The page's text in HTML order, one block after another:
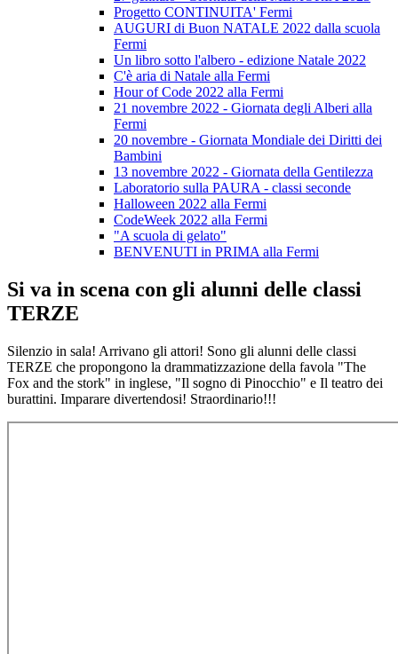
Progetto CONTINUITA' Fermi
AUGURI di Buon NATALE 2022 dalla scuola
Fermi
Un libro sotto l'albero - edizione Natale 2022
C'è aria di Natale alla Fermi
Hour of Code 2022 alla Fermi
21 novembre 2022 - Giornata degli Alberi alla
Fermi
20 novembre - Giornata Mondiale dei Diritti dei
Bambini
13 novembre 2022 - Giornata della Gentilezza
Laboratorio sulla PAURA - classi seconde
Halloween 2022 alla Fermi
CodeWeek 2022 alla Fermi
"A scuola di gelato"
BENVENUTI in PRIMA alla Fermi
Si va in scena con gli alunni delle classi
TERZE
Silenzio in sala! Arrivano gli attori! Sono gli alunni delle classi
TERZE che propongono la drammatizzazione della favola "The
Fox and the stork" in inglese, "Il sogno di Pinocchio" e Il teatro dei
burattini. Imparare divertendosi! Straordinario!!!